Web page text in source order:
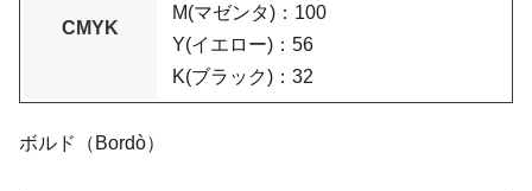
CMYK
M(マゼンタ)：100
Y(イエロー)：56
K(ブラック)：32
ボルド（Bordò）